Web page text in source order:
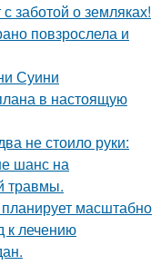
заботой о земляках!
повзрослела и
Суини
в настоящую
не стоило руки:
шанс на
травмы.
масштабно
к лечению